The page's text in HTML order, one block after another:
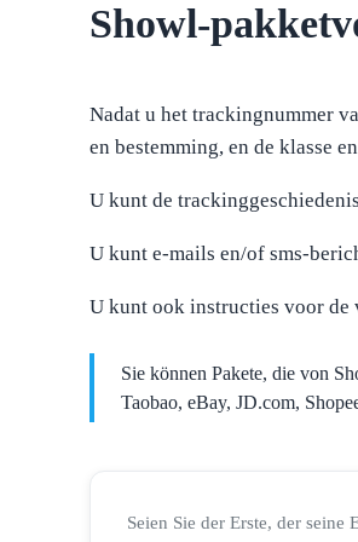
Showl-
Nadat u het trackingnummer
en bestemming, en de klasse
U kunt de
U kunt e-mails en/of sms-
U kunt ook instructies voor de
Sie können Pakete, die von
Taobao, eBay, JD.com,
Seien Sie der Erste, der